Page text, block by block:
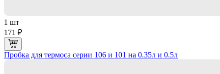
1 шт
171 ₽
Пробка для термоса серии 106 и 101 на 0.35л и 0.5л